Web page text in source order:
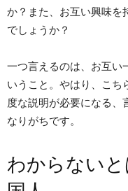
か？また、お互い興味を
でしょうか？
一つ言えるのは、お互い
いうこと。やはり、こち
度な説明が必要になる、
なりがちです。
わからない